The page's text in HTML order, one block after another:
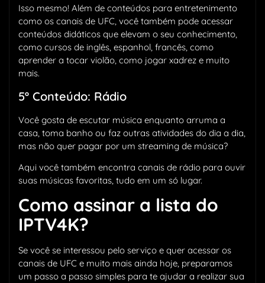
Isso mesmo! Além de conteúdos para entretenimento
como os canais de UFC, você também pode acessar
conteúdos didáticos que elevam o seu conhecimento,
como cursos de inglês, espanhol, francês, como
aprender a tocar violão, como jogar xadrez e muito
mais.
5º Conteúdo: Rádio
Você gosta de escutar música enquanto arruma a
casa, toma banho ou faz outras atividades do dia a dia,
mas não quer pagar por um streaming de música?
Aqui você também encontra canais de rádio para ouvir
suas músicas favoritas, tudo em um só lugar.
Como assinar a lista do
IPTV4K?
Se você se interessou pelo serviço e quer acessar os
canais de UFC e muito mais ainda hoje, preparamos
um passo a passo simples para te ajudar a realizar sua